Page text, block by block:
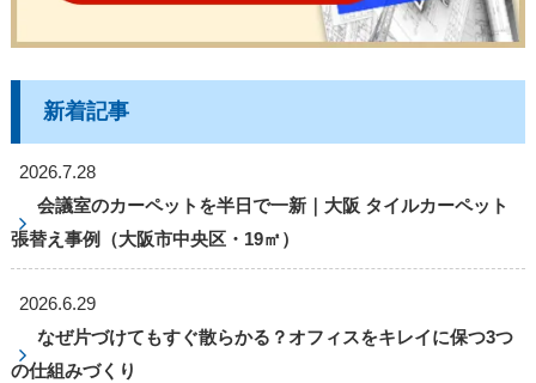
新着記事
2026.7.28
会議室のカーペットを半日で一新｜大阪 タイルカーペット
張替え事例（大阪市中央区・19㎡）
2026.6.29
なぜ片づけてもすぐ散らかる？オフィスをキレイに保つ3つ
の仕組みづくり